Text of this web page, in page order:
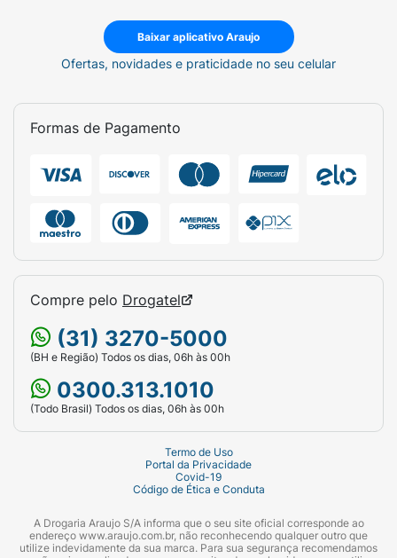
Baixar aplicativo Araujo
Ofertas, novidades e praticidade no seu celular
Formas de Pagamento
Compre pelo Drogatel
(31) 3270-5000
(BH e Região) Todos os dias, 06h às 00h
0300.313.1010
(Todo Brasil) Todos os dias, 06h às 00h
Termo de Uso
Portal da Privacidade
Covid-19
Código de Ética e Conduta
A Drogaria Araujo S/A informa que o seu site oficial corresponde ao
endereço www.araujo.com.br, não reconhecendo qualquer outro que
utilize indevidamente da sua marca. Para sua segurança recomendamos